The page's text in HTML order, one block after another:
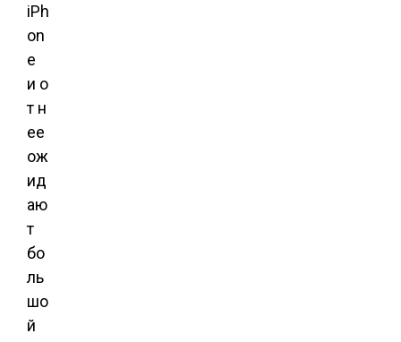
iPh
on
e
и о
т н
ее
ож
ид
аю
т
бо
ль
шо
й